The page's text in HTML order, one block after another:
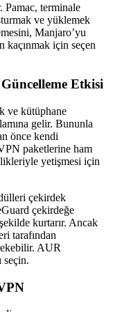
Pamac, terminale
ve yüklemek
Manjaro’yu
için seçen
Etkisi
ve kütüphane
gelir. Bununla
önce kendi
paketlerine ham
yetişmesi için
çekirdek
çekirdeğe
kurtarır. Ancak
tarafından
AUR
seçin.